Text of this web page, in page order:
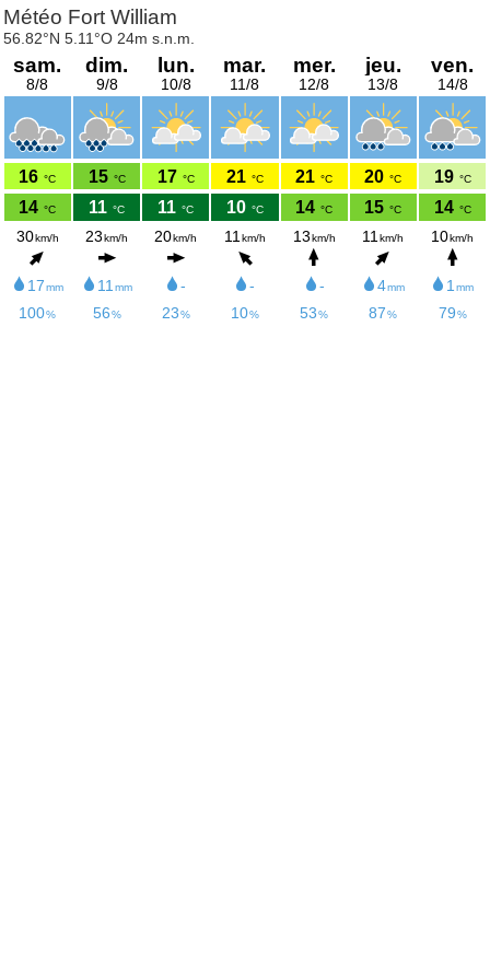
Météo Fort William
56.82°N 5.11°O 24m s.n.m.
sam.
8/8
16 °C
14 °C
30km/h
17mm
100%
dim.
9/8
15 °C
11 °C
23km/h
11 mm
56%
lun.
10/8
17 °C
11 °C
20km/h
-
23%
mar.
11/8
21 °C
10 °C
11 km/h
-
10%
mer.
12/8
21 °C
14 °C
13km/h
-
53%
jeu.
13/8
20 °C
15 °C
11 km/h
4mm
87 %
ven.
14/8
19 °C
14 °C
10km/h
1 mm
79%